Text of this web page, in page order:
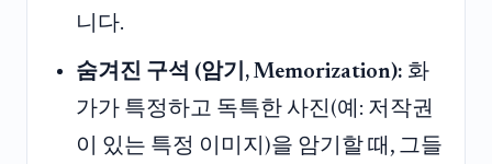
니다.
숨겨진 구석 (암기, Memorization): 화
가가 특정하고 독특한 사진(예: 저작권
이 있는 특정 이미지)을 암기할 때, 그들